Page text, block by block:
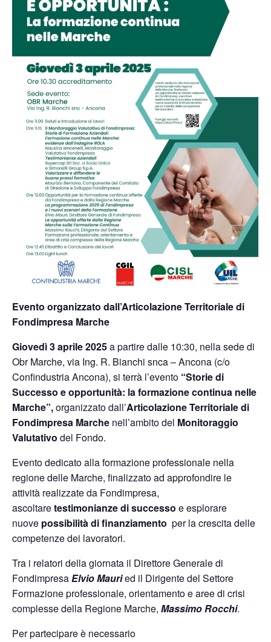
Evento organizzato dall’Articolazione Territoriale di
Fondimpresa Marche
Giovedì 3 aprile 2025a partire dalle 10:30, nella sede di
Obr Marche, via Ing. R. Bianchi snca – Ancona (c/o
Confindustria Ancona), si terrà l’evento “Storie di
Successo e opportunità: la formazione continua nelle
Marche”,organizzato dall’Articolazione Territoriale di
Fondimpresa Marche nell’ambito del Monitoraggio
Valutativo del Fondo.
Evento dedicato alla formazione professionale nella
regione delle Marche, finalizzato ad approfondire le
attività realizzate da Fondimpresa,
ascoltaretestimonianze di successo e esplorare
nuove possibilità di finanziamento per la crescita delle
competenze dei lavoratori.
Tra i relatori della giornata il Direttore Generale di
FondimpresaElvio Mauried il Dirigente del Settore
Formazione professionale, orientamento e aree di crisi
complesse della Regione Marche, Massimo Rocchi.
Per partecipare è necessario